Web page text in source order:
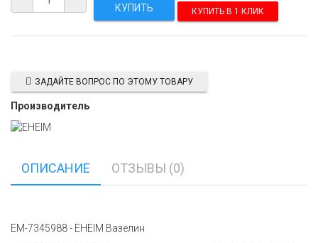
КУПИТЬ В 1 КЛИК
ЗАДАЙТЕ ВОПРОС ПО ЭТОМУ ТОВАРУ
Производитель
ОПИСАНИЕ ОТЗЫВЫ (0)
EM-7345988 - EHEIM Вазелин